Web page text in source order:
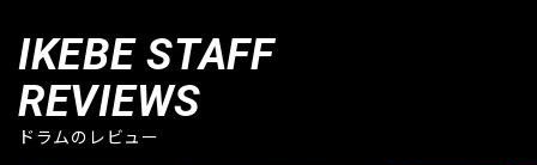
IKEBE STAFF
REVIEWS
ドラムのレビュー